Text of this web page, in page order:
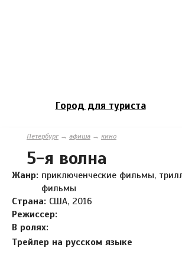
Город для туриста
Петербург→ афиша → кино
5-я волна
Жанр: приключенческие фильмы,
фильмы
Страна: США, 2016
Режиссер:
В ролях:
Трейлер на русском языке